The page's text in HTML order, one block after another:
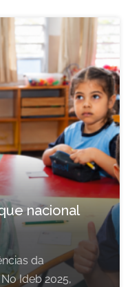
nacional
da
Ideb 2025,